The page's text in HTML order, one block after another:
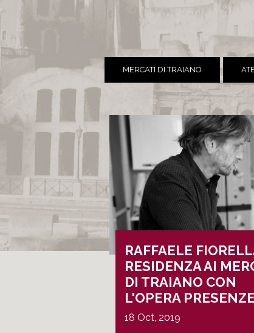
MERCATI DI TRAIANO
RAFFAELE
RESIDENZA AI
DI TRAIANO CON
L'OPERA PRESENZE
18 Oct, 2019